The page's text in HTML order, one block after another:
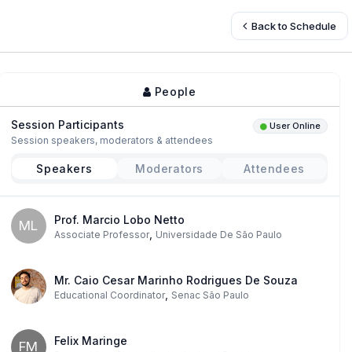
Back to Schedule
People
Session Participants User Online
Session speakers, moderators & attendees
Speakers Moderators Attendees
ML Prof. Marcio Lobo Netto
Associate Professor, Universidade De São Paulo
Mr. Caio Cesar Marinho Rodrigues De Souza
Educational Coordinator, Senac São Paulo
FM Felix Maringe